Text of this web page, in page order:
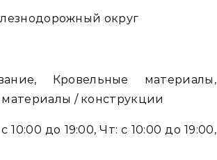
округ
Кровельные материалы,
/ конструкции
до 19:00, Чт: с 10:00 до 19:00,